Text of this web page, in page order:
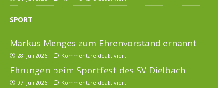
SPORT
Markus Menges zum Ehrenvorstand ernannt
28. Juli 2026 Kommentare deaktiviert
Ehrungen beim Sportfest des SV Dielbach
07. Juli 2026 Kommentare deaktiviert